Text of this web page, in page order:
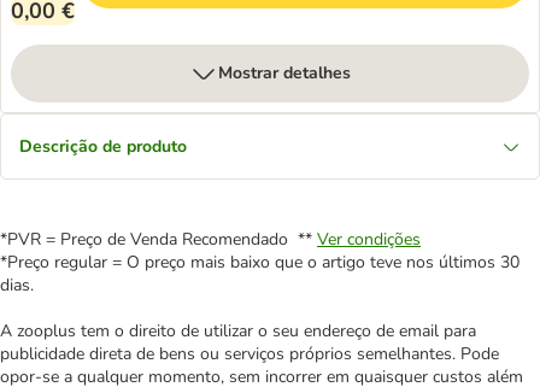
0,00 €
Mostrar detalhes
Descrição de produto
*PVR = Preço de Venda Recomendado ** Ver condições
*Preço regular = O preço mais baixo que o artigo teve nos últimos 30
dias.
A zooplus tem o direito de utilizar o seu endereço de email para
publicidade direta de bens ou serviços próprios semelhantes. Pode
opor-se a qualquer momento, sem incorrer em quaisquer custos além